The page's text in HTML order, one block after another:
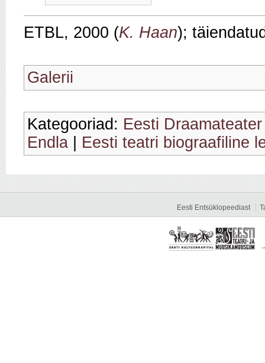
ETBL, 2000 (K. Haan);
Galerii
Kategooriad: Eesti Draamateater
Endla
Eesti teatri biograafiline
Eesti Entsüklopeediast